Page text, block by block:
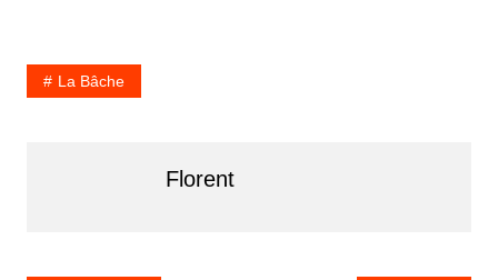
La Bâche
Florent